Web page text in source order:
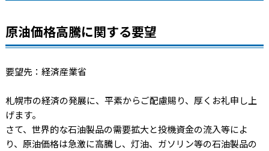
原油価格高騰に関する要望
要望先：経済産業省
札幌市の経済の発展に、平素からご配慮賜り、厚くお礼申し上
げます。
さて、世界的な石油製品の需要拡大と投機資金の流入等によ
り、原油価格は急激に高騰し、灯油、ガソリン等の石油製品の